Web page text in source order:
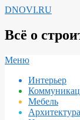
Перейти
содержимому
DNOVI.RU
Всё о
Вторичное
навигации
Меню
Интерьер
Мебель